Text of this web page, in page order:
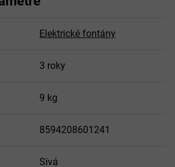
Elektrické fontány
3 roky
9 kg
8594208601241
Sivá